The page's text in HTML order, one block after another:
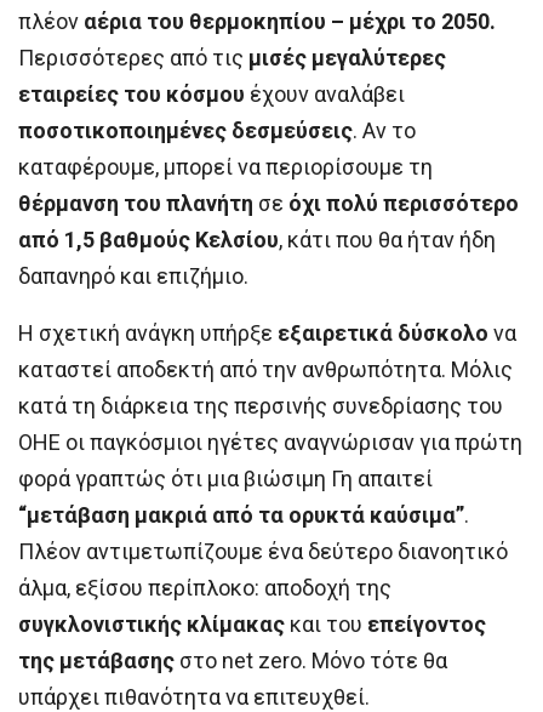
πλέον αέρια του θερμοκηπίου – μέχρι το 2050.
Περισσότερες από τις μισές μεγαλύτερες
εταιρείες του κόσμου έχουν αναλάβει
ποσοτικοποιημένες δεσμεύσεις. Αν το
καταφέρουμε, μπορεί να περιορίσουμε τη
θέρμανση του πλανήτη σε όχι πολύ περισσότερο
από 1,5 βαθμούς Κελσίου, κάτι που θα ήταν ήδη
δαπανηρό και επιζήμιο.
Η σχετική ανάγκη υπήρξε εξαιρετικά δύσκολο να
καταστεί αποδεκτή από την ανθρωπότητα. Μόλις
κατά τη διάρκεια της περσινής συνεδρίασης του
ΟΗΕ οι παγκόσμιοι ηγέτες αναγνώρισαν για πρώτη
φορά γραπτώς ότι μια βιώσιμη Γη απαιτεί
“μετάβαση μακριά από τα ορυκτά καύσιμα”.
Πλέον αντιμετωπίζουμε ένα δεύτερο διανοητικό
άλμα, εξίσου περίπλοκο: αποδοχή της
συγκλονιστικής κλίμακας και του επείγοντος
της μετάβασης στο net zero. Μόνο τότε θα
υπάρχει πιθανότητα να επιτευχθεί.